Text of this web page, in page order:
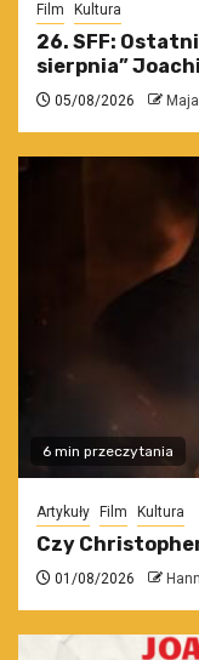
Film Kultura
26. SFF:
sierpnia”
05/08/2026
6 min przeczytania
Artykuły Film Kultura
Czy
01/08/2026